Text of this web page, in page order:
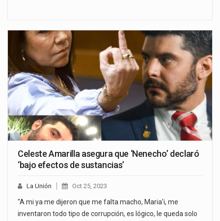
Celeste Amarilla asegura que ‘Nenecho’ declaró
‘bajo efectos de sustancias’
La Unión Oct 25, 2023
"A mi ya me dijeron que me falta macho, Maria'i, me
inventaron todo tipo de corrupción, es lógico, le queda solo